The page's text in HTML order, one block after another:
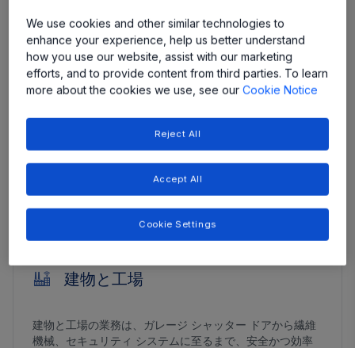
ようになっています。予算を超過させない小型フォーム
ファクタの堅牢なソリューションが必要です。 安全性と
信頼性に優れたソリューション向けの当社の完全な統合
IC をご覧ください。
Learn More
ICE バイクとスクーター
電動バイク、スクーター、モペッド
電動バイクと電動アシスト自転車
建物と工場
建物と工場の業務は、ガレージ シャッター ドアから繊維
機械、セキュリティ システムに至るまで、安全かつ効率
We use cookies and other similar technologies to
enhance your experience, help us better understand
how you use our website, assist with our marketing
efforts, and to provide content from third parties. To learn
more about the cookies we use, see ourCookie Notice
Reject All
Accept All
Cookie Settings